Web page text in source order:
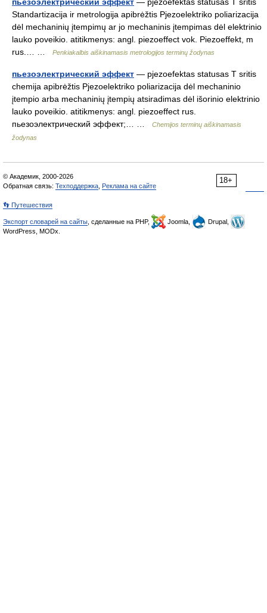
Standartizacija ir metrologija apibrėžtis Pjezoelektriko poliarizacija
dėl mechaninių įtempimų ar jo mechaninis įtempimas dėl elektrinio
lauko poveikio. atitikmenys: angl. piezoeffect vok. Piezoeffekt, m
rus.… …
Penkiakalbis aiškinamasis metrologijos terminų žodynas
пьезоэлектрический эффект — pjezoefektas statusas T sritis
chemija apibrėžtis Pjezoelektriko poliarizacija dėl mechaninio
įtempio arba mechaninių įtempių atsiradimas dėl išorinio elektrinio
lauko poveikio. atitikmenys: angl. piezoeffect rus.
пьезоэлектрический эффект;… …
Chemijos terminų aiškinamasis
žodynas
18+
© Академик, 2000-2026
Обратная связь: Техподдержка Реклама на сайте
👣 Путешествия
Экспорт словарей на сайты , сделанные на PHP, Joomla,
Drupal,
WordPress, MODx.